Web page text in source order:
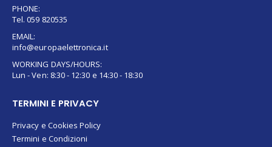
PHONE:
Tel. 059 820535
EMAIL:
info@europaelettronica.it
WORKING DAYS/HOURS:
Lun - Ven: 8:30 - 12:30 e 14:30 - 18:30
TERMINI E PRIVACY
Privacy e Cookies Policy
Termini e Condizioni